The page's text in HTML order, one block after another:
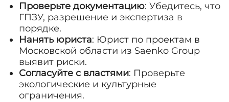
Проверьте документацию: Убедитесь, что
ГПЗУ, разрешение и экспертиза в
порядке.
Нанять юриста: Юрист по проектам в
Московской области из Saenko Group
выявит риски.
Согласуйте с властями: Проверьте
экологические и культурные
ограничения.